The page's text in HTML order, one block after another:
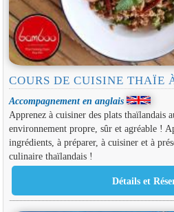
COURS DE CUISINE THAÏE
Accompagnement en anglais
Apprenez à cuisiner des plats thaïlandais
environnement propre, sûr et agréable !
ingrédients, à préparer, à cuisiner et à
culinaire thaïlandais !